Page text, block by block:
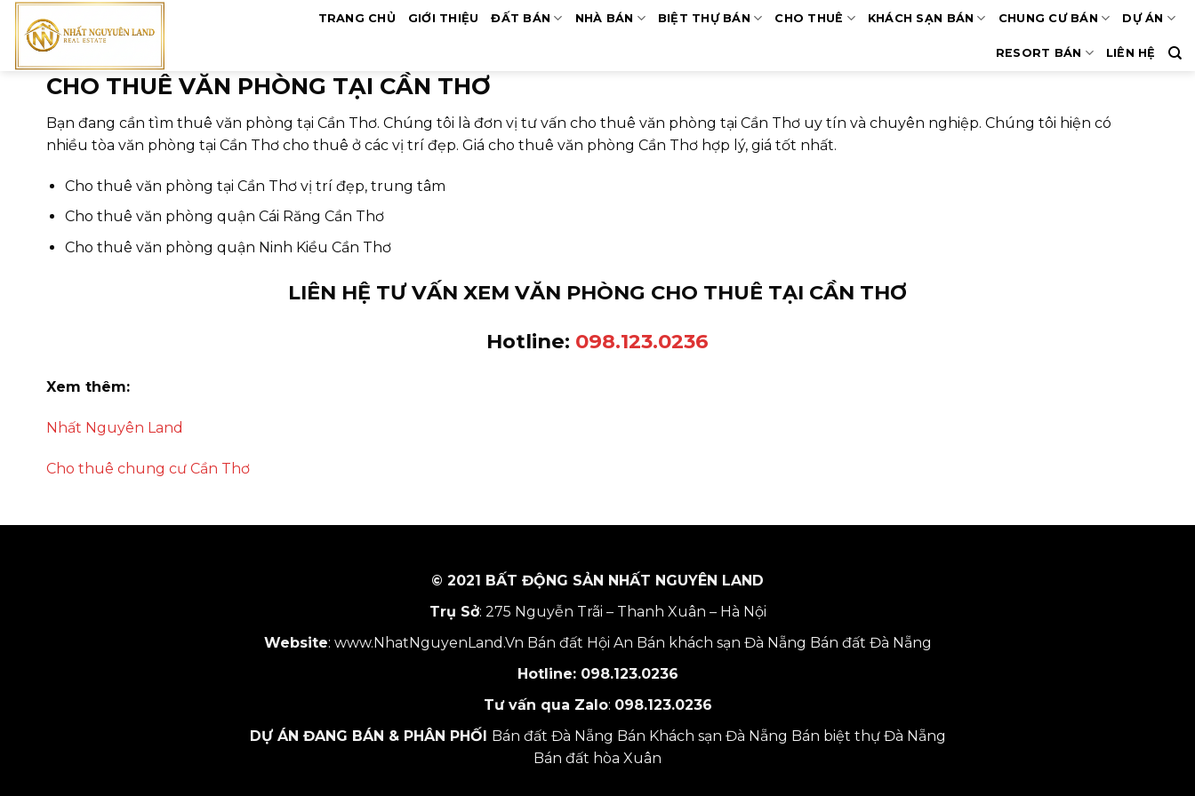
Skip
content
TRANG CHỦ GIỚI THIỆU ĐẤT BÁN NHÀ BÁN BIỆT THỰ BÁN CHO THUÊ KHÁCH SẠN BÁN CHUNG CƯ BÁN DỰ ÁN
RESORT BÁN LIÊN HỆ
CHO THUÊ VĂN PHÒNG TẠI CẦN THƠ
Bạn đang cần tìm thuê văn phòng tại Cần Thơ. Chúng tôi là đơn vị tư vấn cho thuê văn phòng tại Cần Thơ uy tín và chuyên nghiệp. Chúng tôi hiện có
nhiều tòa văn phòng tại Cần Thơ cho thuê ở các vị trí đẹp. Giá cho thuê văn phòng Cần Thơ hợp lý, giá tốt nhất.
Cho thuê văn phòng tại Cần Thơ vị trí đẹp, trung tâm
Cho thuê văn phòng quận Cái Răng Cần Thơ
Cho thuê văn phòng quận Ninh Kiều Cần Thơ
LIÊN HỆ TƯ VẤN XEM VĂN PHÒNG CHO THUÊ TẠI CẦN THƠ
Hotline: 098.123.0236
Xem thêm:
Nhất Nguyên Land
Cho thuê chung cư Cần Thơ
© 2021 BẤT ĐỘNG SẢN NHẤT NGUYÊN LAND
Trụ Sở: 275 Nguyễn Trãi – Thanh Xuân – Hà Nội
Website: www.NhatNguyenLand.Vn Bán đất Hội An Bán khách sạn Đà Nẵng Bán đất Đà Nẵng
Hotline: 098.123.0236
Tư vấn qua Zalo: 098.123.0236
DỰ ÁN ĐANG BÁN & PHÂN PHỐI Bán đất Đà Nẵng Bán Khách sạn Đà Nẵng Bán biệt thự Đà Nẵng
Bán đất hòa Xuân